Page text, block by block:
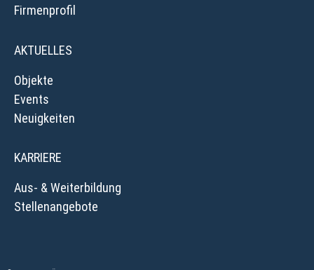
Firmenprofil
AKTUELLES
Objekte
Events
Neuigkeiten
KARRIERE
Aus- & Weiterbildung
Stellenangebote